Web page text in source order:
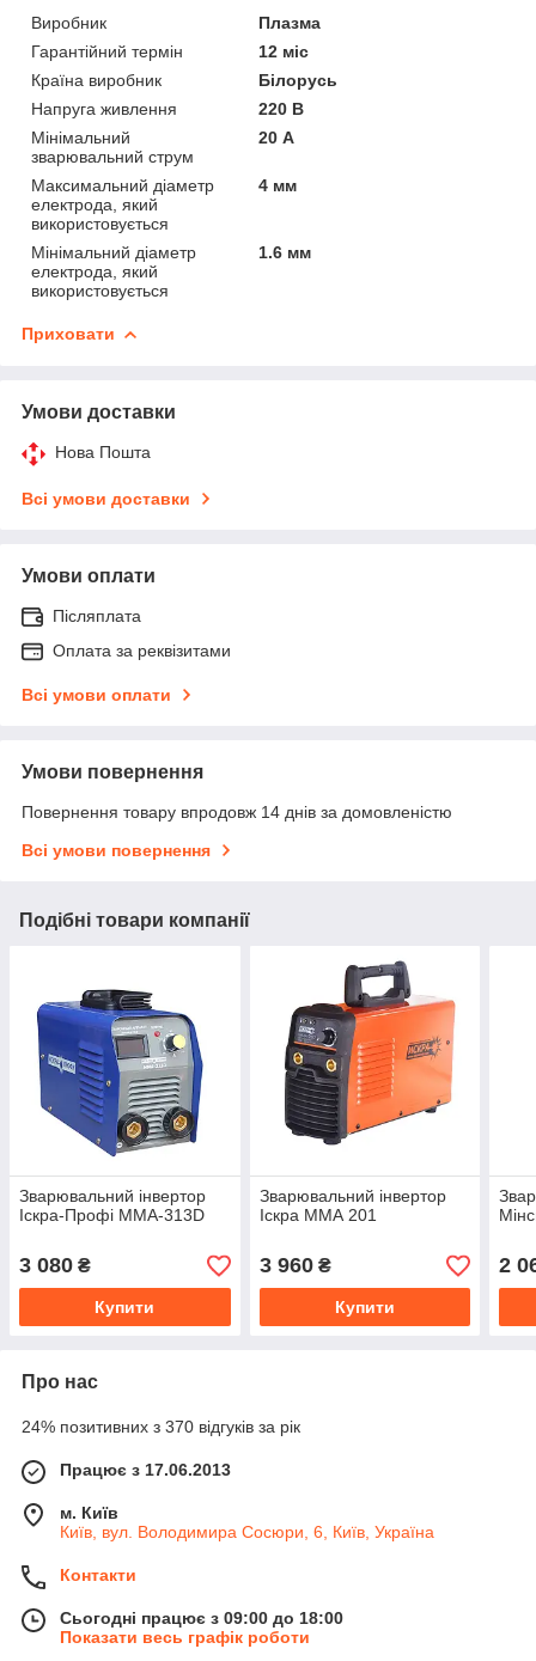
Виробник
Плазма
Гарантійний термін
12 міс
Країна виробник
Білорусь
Напруга живлення
220 В
Мінімальний
зварювальний струм
20 А
Максимальний діаметр
електрода, який
використовується
4 мм
Мінімальний діаметр
електрода, який
використовується
1.6 мм
Приховати
Умови доставки
Нова Пошта
Всі умови доставки
Умови оплати
Післяплата
Оплата за реквізитами
Всі умови оплати
Умови повернення
Повернення товару впродовж 14 днів за домовленістю
Всі умови повернення
Подібні товари компанії
Зварювальний інвертор
Іскра-Профі MMA-313D
3 080 ₴
Купити
Зварювальний інвертор
Іскра ММА 201
3 960₴
Купити
2
Про нас
24% позитивних з 370 відгуків за рік
Працює з 17.06.2013
м. Київ
Київ, вул. Володимира Сосюри, 6, Київ, Україна
Контакти
Сьогодні працює з 09:00 до 18:00
Показати весь графік роботи